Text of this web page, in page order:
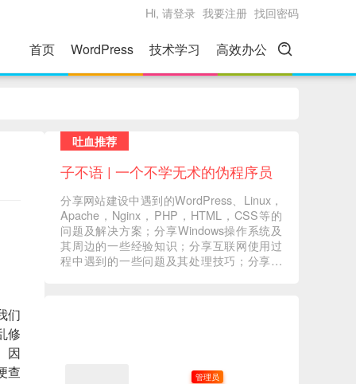
Hi, 请登录 我要注册 找回密码
首页 WordPress 技术学习 高效办公
们
修
因
查
吐血推荐
子不语 | 一个不学无术的伪程序员
分享网站建设中遇到的WordPress、Linux，
Apache，Nginx，PHP，HTML，CSS等的
问题及解决方案；分享Windows操作系统及
其周边的一些经验知识；分享互联网使用过
程中遇到的一些问题及其处理技巧；分享一
管理员